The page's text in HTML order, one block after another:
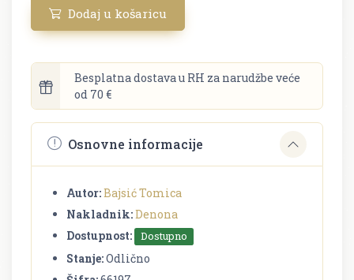
Dodaj u košaricu
Besplatna dostava u RH za narudžbe veće
od 70 €
Osnovne informacije
Autor:Bajsić Tomica
Nakladnik:Denona
Dostupnost:
Dostupno
Stanje:Odlično